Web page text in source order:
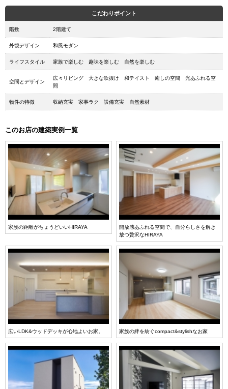
こだわりポイント
階数 2階建て
外観デザイン 和風モダン
ライフスタイル 家族で楽しむ 趣味を楽しむ 自然を楽しむ
空間とデザイン
広々リビング 大きな吹抜け 和テイスト 癒しの空間 光あふれる空
間
物件の特徴 収納充実 家事ラク 設備充実 自然素材
このお店の建築実例一覧
家族の距離がちょうどいいHIRAYA
開放感あふれる空間で、自分らしさを解き
放つ贅沢なHIRAYA
広いLDK&ウッドデッキが心地よいお家。 家族の絆を紡ぐcompact&stylishなお家